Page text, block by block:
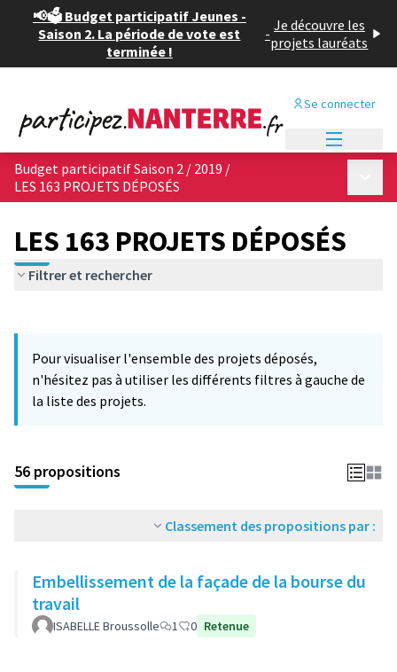
📢🗳️ Budget participatif Jeunes -
Saison 2. La période de vote est
terminée !
- Je découvre les
projets lauréats
Se connecter
Budget participatif Saison 2 / 2019 /
LES 163 PROJETS DÉPOSÉS
LES 163 PROJETS DÉPOSÉS
Filtrer et rechercher
−
Pour visualiser l'ensemble des projets déposés,
n'hésitez pas à utiliser les différents filtres à gauche de
la liste des projets.
56 propositions
Classement des propositions par :
Embellissement de la façade de la bourse du
travail
ISABELLE Broussolle 1 0 Retenue